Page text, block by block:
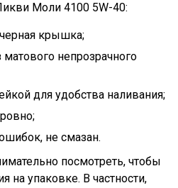
Моли 4100 5W-40:
крышка;
непрозрачного
для удобства наливания;
не смазан.
посмотреть, чтобы
на упаковке. В частности,